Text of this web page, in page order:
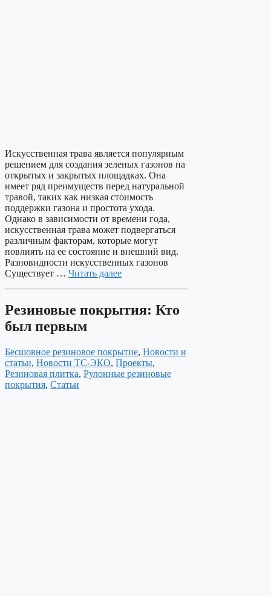
Искусственная трава является популярным
решением для создания зеленых газонов на
открытых и закрытых площадках. Она
имеет ряд преимуществ перед натуральной
травой, таких как низкая стоимость
поддержки газона и простота ухода.
Однако в зависимости от времени года,
искусственная трава может подвергаться
различным факторам, которые могут
повлиять на ее состояние и внешний вид.
Разновидности искусственных газонов
Существует … Читать далее
Резиновые покрытия: Кто
был первым
Бесшовное резиновое покрытие, Новости и
статьи, Новости ТС-ЭКО, Проекты,
Резиновая плитка, Рулонные резиновые
покрытия, Статьи